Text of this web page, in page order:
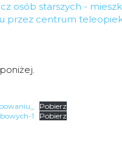
osób starszych -
przez centrum
Pobierz
1
Pobierz